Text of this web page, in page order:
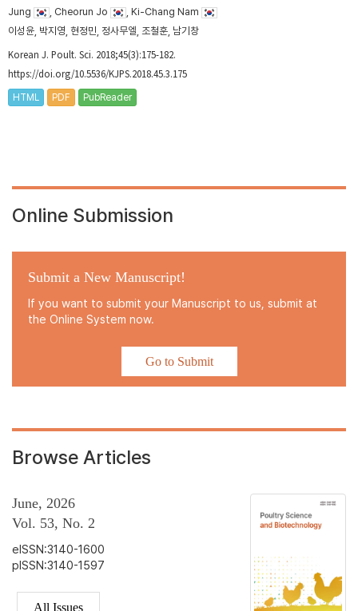
Jung
, Cheorun Jo
, Ki-Chang Nam
이성윤, 박지영, 현정민, 정사무엘, 조철훈, 남기창
Korean J. Poult. Sci. 2018;45(3):175-182.
https://doi.org/10.5536/KJPS.2018.45.3.175
HTML PDF PubReader
Online Submission
Submit a New Manuscript!
If you want to submit your Manuscript to us, submit at
the Online System now.
Go to Submit
Browse Articles
June, 2026
Vol. 53, No. 2
eISSN:3140-1600
pISSN:3140-1597
All Issues